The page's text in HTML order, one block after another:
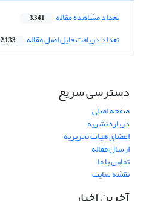
تعداد مشاهده مقاله 3,341
تعداد دریافت فایل اصل مقاله 2,133
دسترسی سریع
صفحه اصلی
درباره نشریه
اعضای هیات تحریریه
ارسال مقاله
تماس با ما
نقشه سایت